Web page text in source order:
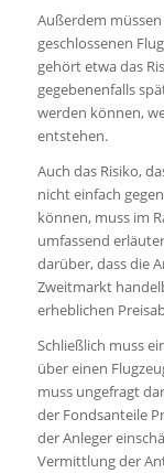
Außerdem
geschlossenen
gehört etwa das
gegebenenfalls
werden können,
entstehen.
Auch das Risiko,
nicht einfach
können, muss im
umfassend
darüber, dass die
Zweitmarkt
erheblichen
Schließlich muss
über einen
muss ungefragt
der Fondsanteile
der Anleger
Vermittlung der